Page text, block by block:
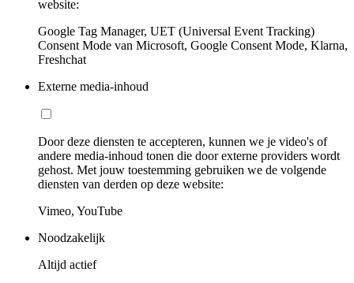
website:
Google Tag Manager, UET (Universal Event Tracking)
Consent Mode van Microsoft, Google Consent Mode, Klarna,
Freshchat
Externe media-inhoud
Door deze diensten te accepteren, kunnen we je video's of
andere media-inhoud tonen die door externe providers wordt
gehost. Met jouw toestemming gebruiken we de volgende
diensten van derden op deze website:
Vimeo, YouTube
Noodzakelijk
Altijd actief